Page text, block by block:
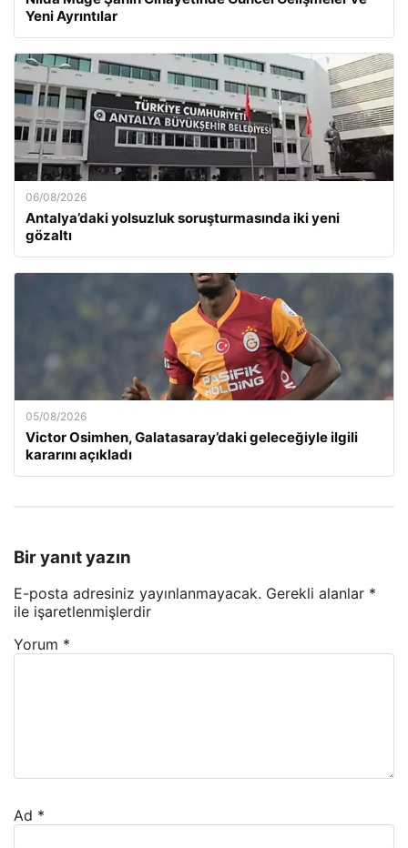
Yeni Ayrıntılar
06/08/2026
Antalya’daki yolsuzluk soruşturmasında iki yeni
gözaltı
05/08/2026
Victor Osimhen, Galatasaray’daki geleceğiyle ilgili
kararını açıkladı
Bir yanıt yazın
E-posta adresiniz yayınlanmayacak. Gerekli alanlar *
ile işaretlenmişlerdir
Yorum *
Ad *